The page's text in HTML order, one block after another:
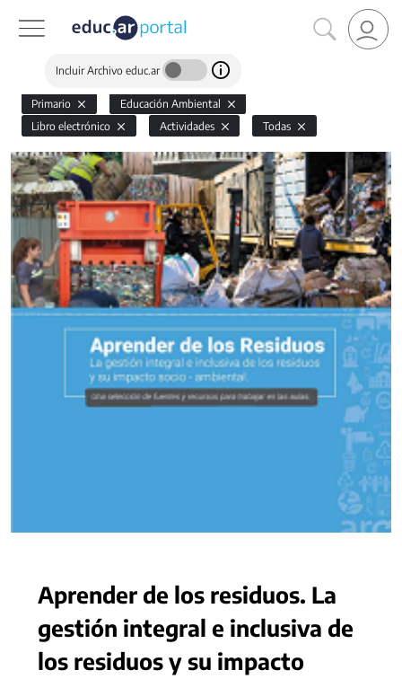
Incluir Archivo educ.ar
Primario
Educación Ambiental
Libro electrónico
Actividades Todas
Aprender de los residuos. La
gestión integral e inclusiva de
los residuos y su impacto